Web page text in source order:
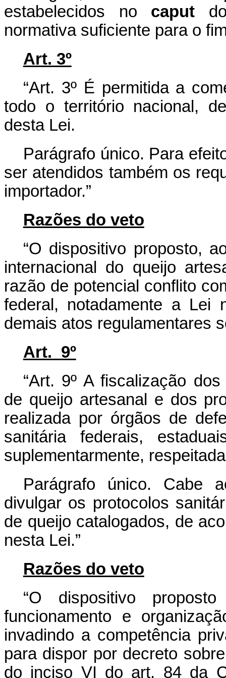
estabelecidos no caput
normativa suficiente para o
Art. 3º
“Art. 3º É permitida a
todo o território nacional,
desta Lei.
Parágrafo único. Para
ser atendidos também os
importador.”
Razões do veto
“O dispositivo proposto,
internacional do queijo
razão de potencial conflito
federal, notadamente a Lei
demais atos regulamentares
Art. 9º
“Art. 9º A fiscalização
de queijo artesanal e dos
realizada por órgãos de
sanitária federais,
suplementarmente,
Parágrafo único. Cabe
divulgar os protocolos
de queijo catalogados, de
nesta Lei.”
Razões do veto
“O dispositivo
funcionamento e
invadindo a competência
para dispor por decreto
do inciso VI do art. 84 da